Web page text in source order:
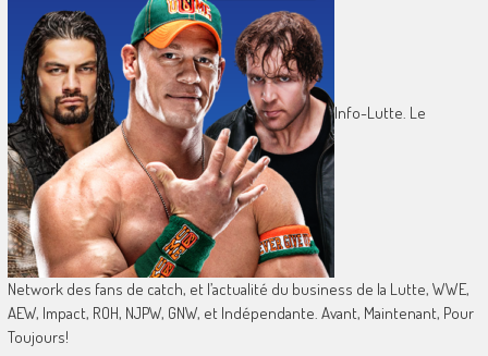
Info-Lutte. Le
Network des fans de catch, et l’actualité du business de la Lutte, WWE,
AEW, Impact, ROH, NJPW, GNW, et Indépendante. Avant, Maintenant, Pour
Toujours!